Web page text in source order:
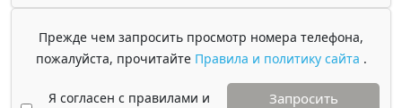
Прежде чем запросить просмотр номера телефона,
пожалуйста, прочитайте Правила и политику сайта .
Я согласен с правилами и
Запросить